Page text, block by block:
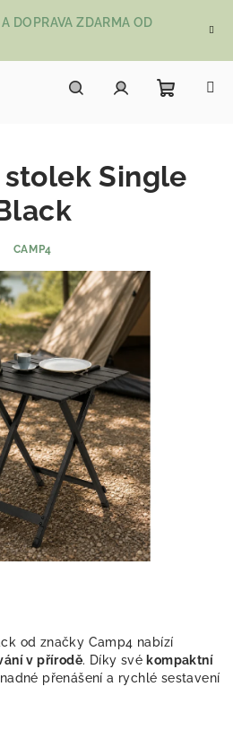
DOPRAVA ZDARMA OD
od značky Camp4 nabízí
v přírodě. Díky své kompaktní
přenášení a rychlé sestavení
Single
CAMP4